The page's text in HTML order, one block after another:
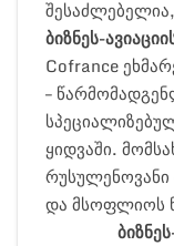
ბიზნეს-
Cofrance
–
ყიდვაში.
რუსულენოვანი
და მსოფლიოს